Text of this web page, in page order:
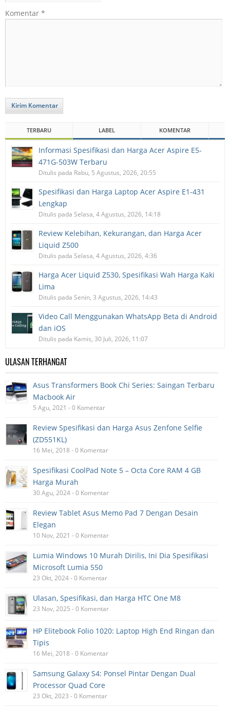
Komentar *
Kirim Komentar
TERBARU LABEL KOMENTAR
Informasi Spesifikasi dan Harga Acer Aspire E5-
471G-503W Terbaru
Ditulis pada Rabu, 5 Agustus, 2026, 20:55
Spesifikasi dan Harga Laptop Acer Aspire E1-431
Lengkap
Ditulis pada Selasa, 4 Agustus, 2026, 14:18
Review Kelebihan, Kekurangan, dan Harga Acer
Liquid Z500
Ditulis pada Selasa, 4 Agustus, 2026, 4:36
Harga Acer Liquid Z530, Spesifikasi Wah Harga Kaki
Lima
Ditulis pada Senin, 3 Agustus, 2026, 14:43
Video Call Menggunakan WhatsApp Beta di Android
dan iOS
Ditulis pada Kamis, 30 Juli, 2026, 11:07
ULASAN TERHANGAT
Asus Transformers Book Chi Series: Saingan Terbaru
Macbook Air
5 Agu, 2021 - 0 Komentar
Review Spesifikasi dan Harga Asus Zenfone Selfie
(ZD551KL)
16 Mei, 2018 - 0 Komentar
Spesifikasi CoolPad Note 5 – Octa Core RAM 4 GB
Harga Murah
30 Agu, 2024 - 0 Komentar
Review Tablet Asus Memo Pad 7 Dengan Desain
Elegan
10 Nov, 2021 - 0 Komentar
Lumia Windows 10 Murah Dirilis, Ini Dia Spesifikasi
Microsoft Lumia 550
23 Okt, 2024 - 0 Komentar
Ulasan, Spesifikasi, dan Harga HTC One M8
23 Nov, 2025 - 0 Komentar
HP Elitebook Folio 1020: Laptop High End Ringan dan
Tipis
16 Mei, 2018 - 0 Komentar
Samsung Galaxy S4: Ponsel Pintar Dengan Dual
Processor Quad Core
23 Okt, 2023 - 0 Komentar